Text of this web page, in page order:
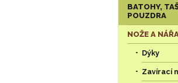
BATOHY,
POUZDRA
NOŽE A
Dýky
Zavírací